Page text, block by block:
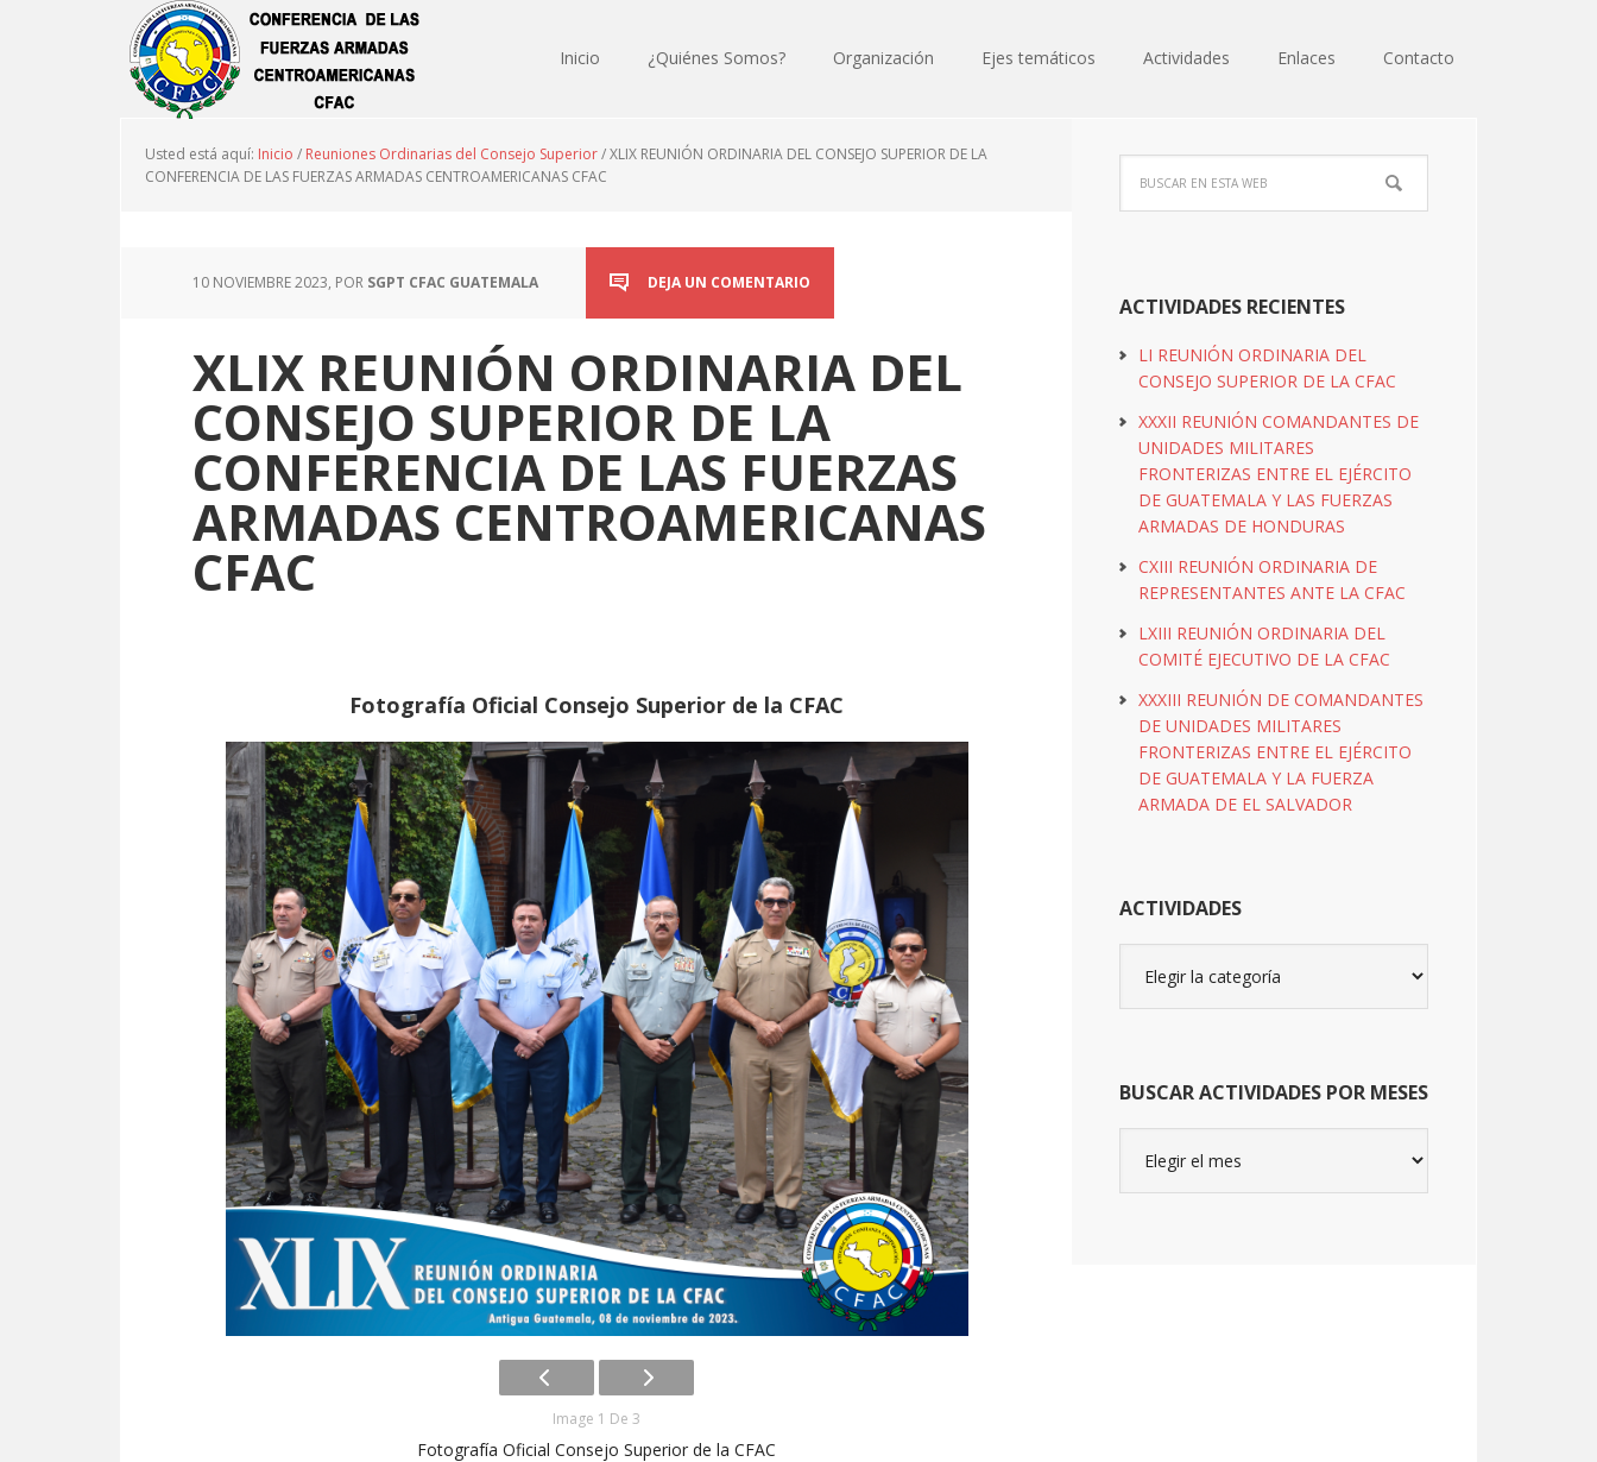
Inicio ¿Quiénes Somos? Organización Ejes temáticos Actividades Enlaces Contacto
Usted está aquí: Inicio / Reuniones Ordinarias del Consejo Superior/XLIX REUNIÓN ORDINARIA DEL CONSEJO SUPERIOR DE LA
CONFERENCIA DE LAS FUERZAS ARMADAS CENTROAMERICANAS CFAC
10 NOVIEMBRE 2023, POR SGPT CFAC GUATEMALA DEJA UN COMENTARIO
XLIX REUNIÓN ORDINARIA DEL
CONSEJO SUPERIOR DE LA
CONFERENCIA DE LAS FUERZAS
ARMADAS CENTROAMERICANAS
CFAC
Fotografía Oficial Consejo Superior de la CFAC
Image 1 De 3
Fotografía Oficial Consejo Superior de la CFAC
ACTIVIDADES RECIENTES
LI REUNIÓN ORDINARIA DEL
CONSEJO SUPERIOR DE LA CFAC
XXXII REUNIÓN COMANDANTES DE
UNIDADES MILITARES
FRONTERIZAS ENTRE EL EJÉRCITO
DE GUATEMALA Y LAS FUERZAS
ARMADAS DE HONDURAS
CXIII REUNIÓN ORDINARIA DE
REPRESENTANTES ANTE LA CFAC
LXIII REUNIÓN ORDINARIA DEL
COMITÉ EJECUTIVO DE LA CFAC
XXXIII REUNIÓN DE COMANDANTES
DE UNIDADES MILITARES
FRONTERIZAS ENTRE EL EJÉRCITO
DE GUATEMALA Y LA FUERZA
ARMADA DE EL SALVADOR
ACTIVIDADES
BUSCAR ACTIVIDADES POR MESES
actividades
por